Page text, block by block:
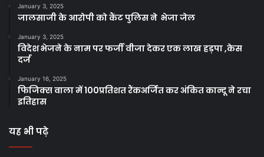
January 3, 2025
जालसाजी के आरोपी को कैंट पुलिस ने भेजा जेल
January 3, 2025
विदेश भेजने के नाम पर फर्जी वीजा देकर एक लाख हड़पा ,केस
दर्ज
January 16, 2025
फिजिक्स वाला में 100प्रतिशत रैंकअर्जित कर अंकित कान्दू ने रचा
इतिहास
यह भी पढ़े